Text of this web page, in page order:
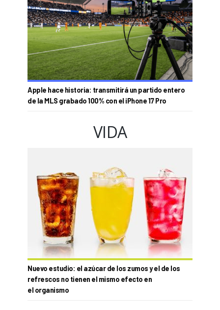
Apple hace historia: transmitirá un partido entero
de la MLS grabado 100% con el iPhone 17 Pro
VIDA
Nuevo estudio: el azúcar de los zumos y el de los
refrescos no tienen el mismo efecto en
el organismo